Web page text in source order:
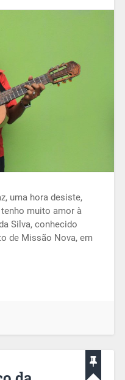
uma hora desiste,
muito amor à
Silva, conhecido
de Missão Nova, em